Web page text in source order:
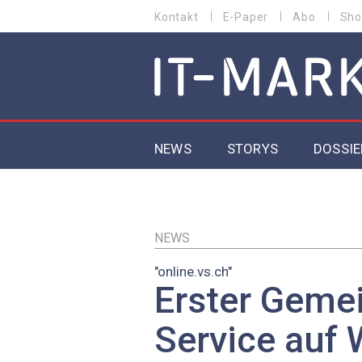
zum
MENU
Kontakt E-Paper Abo
MAIN NAVIGATION
NEWS STORYS
EU-
NEWS
"online.vs.ch"
Erster
Service auf